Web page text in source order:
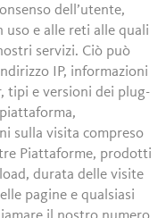
dell’utente,
e alle reti alle quali
servizi. Ciò può
IP, informazioni
tipi e versioni dei plug-
sulla visita compreso
Piattaforme, prodotti
durata delle visite
pagine e qualsiasi